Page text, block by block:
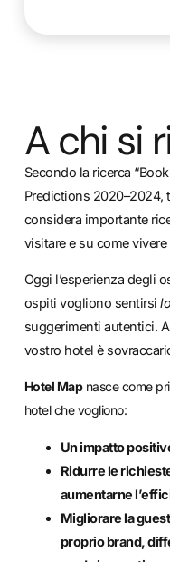
A chi si
Secondo la ricerca
Predictions 2020–2024,
considera importante
visitare e su come
Oggi l’esperienza degli
ospiti vogliono sentirsi
suggerimenti autentici.
vostro hotel è
Hotel Mapnasce come
hotel che vogliono:
Un impatto
Ridurre le
aumentarne
Migliorare la
proprio brand,